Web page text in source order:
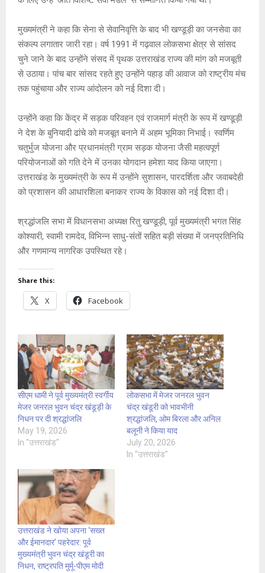
मुख्यमंत्री ने कहा कि सेना से सेवानिवृत्ति के बाद भी खण्डूड़ी का जनसेवा का
संकल्प लगातार जारी रहा। वर्ष 1991 में गढ़वाल लोकसभा क्षेत्र से सांसद
चुने जाने के बाद उन्होंने संसद में पृथक उत्तराखंड राज्य की मांग को मजबूती
से उठाया। पांच बार सांसद रहते हुए उन्होंने पहाड़ की आवाज को राष्ट्रीय मंच
तक पहुंचाया और राज्य आंदोलन को नई दिशा दी।
उन्होंने कहा कि केंद्र में सड़क परिवहन एवं राजमार्ग मंत्री के रूप में खण्डूड़ी
ने देश के बुनियादी ढांचे को मजबूत बनाने में अहम भूमिका निभाई। स्वर्णिम
चतुर्भुज योजना और प्रधानमंत्री ग्राम सड़क योजना जैसी महत्वपूर्ण
परियोजनाओं को गति देने में उनका योगदान हमेशा याद किया जाएगा।
उत्तराखंड के मुख्यमंत्री के रूप में उन्होंने सुशासन, पारदर्शिता और जवाबदेही
को प्रशासन की आधारशिला बनाकर राज्य के विकास को नई दिशा दी।
श्रद्धांजलि सभा में विधानसभा अध्यक्ष रितु खण्डूड़ी, पूर्व मुख्यमंत्री भगत सिंह
कोश्यारी, स्वामी रामदेव, विभिन्न साधु-संतों सहित बड़ी संख्या में जनप्रतिनिधि
और गणमान्य नागरिक उपस्थित रहे।
Share this:
X Facebook
सीएम धामी ने पूर्व मुख्यमंत्री स्वर्गीय
मेजर जनरल भुवन चंद्र खंडूड़ी के
निधन पर दी श्रद्धांजलि
May 19, 2026
In "उत्तराखंड"
लोकसभा में मेजर जनरल भुवन
चंद्र खंडूरी को भावभीनी
श्रद्धांजलि, ओम बिरला और अनिल
बलूनी ने किया याद
July 20, 2026
In "उत्तराखंड"
उत्तराखंड ने खोया अपना ‘सख्त
और ईमानदार’ पहरेदार: पूर्व
मुख्यमंत्री भुवन चंद्र खंडूरी का
निधन, राष्ट्रपति मुर्मू-पीएम मोदी